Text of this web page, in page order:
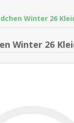
Winter 26
Winter 26